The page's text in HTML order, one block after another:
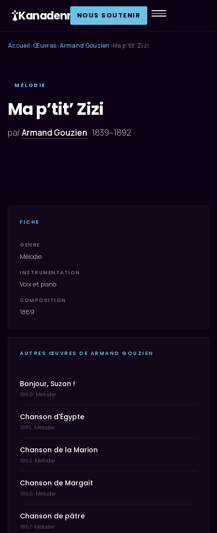
Kanadenn NOUS SOUTENIR
Accueil ›Œuvres›Armand Gouzien ›Ma p’tit’ Zizi
MÉLODIE
Ma p’tit’ Zizi
parArmand Gouzien · 1839–1892
FICHE
GENRE
Mélodie
INSTRUMENTATION
Voix et piano
COMPOSITION
1869
AUTRES ŒUVRES DE ARMAND GOUZIEN
Bonjour, Suzon !
1869 · Melodie
Chanson d'Égypte
1885 · Melodie
Chanson de la Marion
1865 · Melodie
Chanson de Margaït
1866 · Melodie
Chanson de pâtre
1867 · Melodie